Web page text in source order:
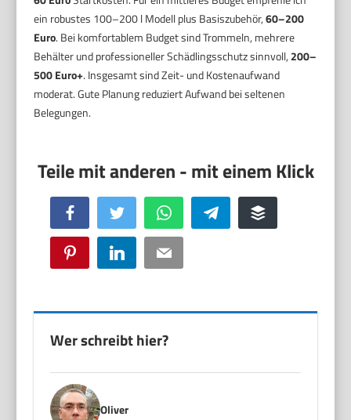
ein robustes 100–200 l Modell plus Basiszubehör,60–200
Euro. Bei komfortablem Budget sind Trommeln, mehrere
Behälter und professioneller Schädlingsschutz sinnvoll, 200–
500 Euro+. Insgesamt sind Zeit- und Kostenaufwand
moderat. Gute Planung reduziert Aufwand bei seltenen
Belegungen.
Facebook Twitter WhatsApp Telegram Buffer
Pinterest LinkedIn Email
Wer schreibt hier?
Oliver